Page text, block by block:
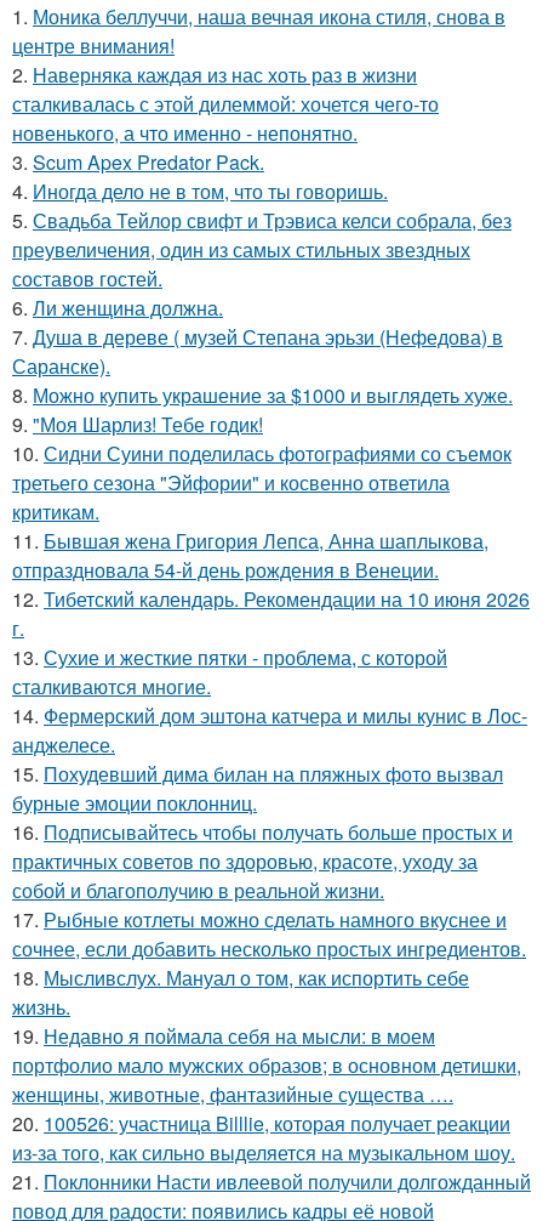
1. Моника беллуччи, наша вечная икона стиля, снова в
центре внимания!
2. Наверняка каждая из нас хоть раз в жизни
сталкивалась с этой дилеммой: хочется чего-то
новенького, а что именно - непонятно.
3. Scum Apex Predator Pack.
4. Иногда дело не в том, что ты говоришь.
5. Свадьба Тейлор свифт и Трэвиса келси собрала, без
преувеличения, один из самых стильных звездных
составов гостей.
6. Ли женщина должна.
7. Душа в дереве ( музей Степана эрьзи (Нефедова) в
Саранске).
8. Можно купить украшение за $1000 и выглядеть хуже.
9. "Моя Шарлиз! Тебе годик!
10. Сидни Суини поделилась фотографиями со съемок
третьего сезона "Эйфории" и косвенно ответила
критикам.
11. Бывшая жена Григория Лепса, Анна шаплыкова,
отпраздновала 54-й день рождения в Венеции.
12. Тибетский календарь. Рекомендации на 10 июня 2026
г.
13. Сухие и жесткие пятки - проблема, с которой
сталкиваются многие.
14. Фермерский дом эштона катчера и милы кунис в Лос-
анджелесе.
15. Похудевший дима билан на пляжных фото вызвал
бурные эмоции поклонниц.
16. Подписывайтесь чтобы получать больше простых и
практичных советов по здоровью, красоте, уходу за
собой и благополучию в реальной жизни.
17. Рыбные котлеты можно сделать намного вкуснее и
сочнее, если добавить несколько простых ингредиентов.
18. Мысливслух. Мануал о том, как испортить себе
жизнь.
19. Недавно я поймала себя на мысли: в моем
портфолио мало мужских образов; в основном детишки,
женщины, животные, фантазийные существа ….
20. 100526: участница Billlie, которая получает реакции
из-за того, как сильно выделяется на музыкальном шоу.
21. Поклонники Насти ивлеевой получили долгожданный
повод для радости: появились кадры её новой